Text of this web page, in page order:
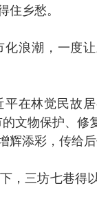
住乡愁。
浪潮，一度
平在林觉民故
文物保护、修
辉添彩，传给
，三坊七巷得